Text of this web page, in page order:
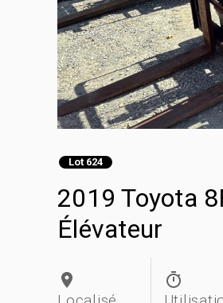
Lot 624
2019 Toyota
Élévateur